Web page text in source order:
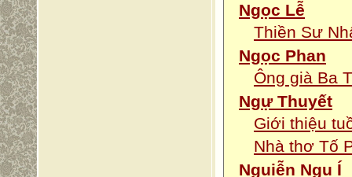
Ngọc Lễ
Thiền Sư
Ngọc Phan
Ông già Ba
Ngự Thuyết
Giới thiệu
Nhà thơ Tố
Nguiễn Ngu Í